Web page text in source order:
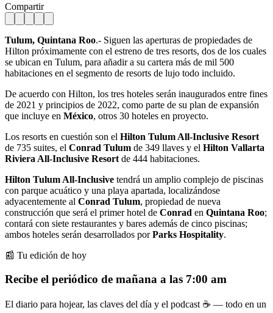
Compartir
Tulum, Quintana Roo.- Siguen las aperturas de propiedades de
Hilton próximamente con el estreno de tres resorts, dos de los cuales
se ubican en Tulum, para añadir a su cartera más de mil 500
habitaciones en el segmento de resorts de lujo todo incluido.
De acuerdo con Hilton, los tres hoteles serán inaugurados entre fines
de 2021 y principios de 2022, como parte de su plan de expansión
que incluye en México, otros 30 hoteles en proyecto.
Los resorts en cuestión son el Hilton Tulum All-Inclusive Resort
de 735 suites, el Conrad Tulum de 349 llaves y el Hilton Vallarta
Riviera All-Inclusive Resort de 444 habitaciones.
Hilton Tulum All-Inclusive tendrá un amplio complejo de piscinas
con parque acuático y una playa apartada, localizándose
adyacentemente al Conrad Tulum, propiedad de nueva
construcción que será el primer hotel de Conrad en Quintana Roo;
contará con siete restaurantes y bares además de cinco piscinas;
ambos hoteles serán desarrollados porParks Hospitality.
📰 Tu edición de hoy
Recibe el periódico de mañana a las 7:00 am
El diario para hojear, las claves del día y el podcast ☕ — todo en un